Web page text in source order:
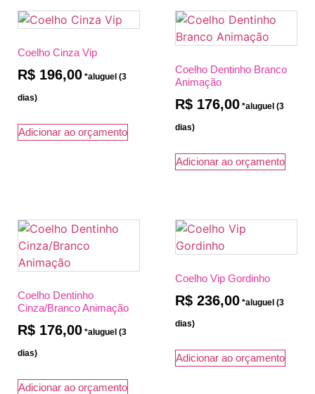
Coelho Cinza Vip
R$ 196,00
Adicionar ao orçamento
Coelho Dentinho Branco
Animação
R$ 176,00
Adicionar ao orçamento
Coelho Dentinho
Cinza/Branco Animação
R$ 176,00
Adicionar ao orçamento
Coelho Vip Gordinho
R$ 236,00
Adicionar ao orçamento